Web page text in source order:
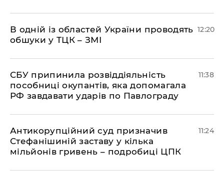
В одній із областей України проводять
обшуки у ТЦК – ЗМІ
12:20
СБУ припинила розвіддіяльність
пособниці окупантів, яка допомагала
РФ завдавати ударів по Павлограду
11:38
Антикорупційний суд призначив
Стефанішиній заставу у кілька
мільйонів гривень – подробиці ЦПК
11:24